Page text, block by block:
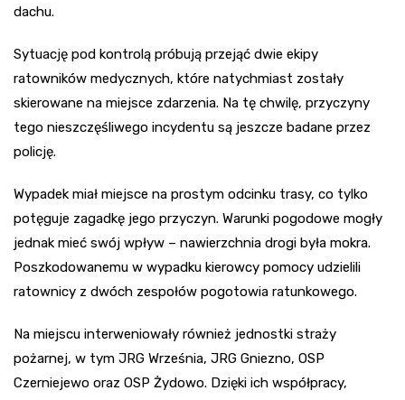
dachu.
Sytuację pod kontrolą próbują przejąć dwie ekipy
ratowników medycznych, które natychmiast zostały
skierowane na miejsce zdarzenia. Na tę chwilę, przyczyny
tego nieszczęśliwego incydentu są jeszcze badane przez
policję.
Wypadek miał miejsce na prostym odcinku trasy, co tylko
potęguje zagadkę jego przyczyn. Warunki pogodowe mogły
jednak mieć swój wpływ – nawierzchnia drogi była mokra.
Poszkodowanemu w wypadku kierowcy pomocy udzielili
ratownicy z dwóch zespołów pogotowia ratunkowego.
Na miejscu interweniowały również jednostki straży
pożarnej, w tym JRG Września, JRG Gniezno, OSP
Czerniejewo oraz OSP Żydowo. Dzięki ich współpracy,